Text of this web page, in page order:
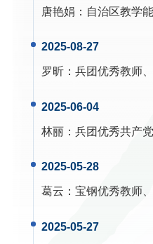
唐艳娟 ： 自治区教学
2025-08-27
罗昕 ：兵团优秀教师
2025-06-04
林丽 ：兵团优秀共产
2025-05-28
葛云 ：宝钢优秀教师
2025-05-27